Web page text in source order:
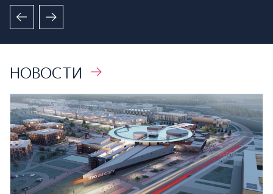
НОВОСТИ